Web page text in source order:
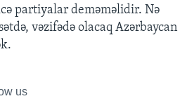
partiyalar deməməlidir. Nə
vəzifədə olacaq Azərbaycan
us